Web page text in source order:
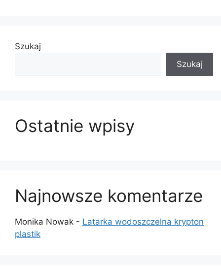
Szukaj
Szukaj
Ostatnie wpisy
Najnowsze komentarze
Monika Nowak - Latarka wodoszczelna krypton
plastik